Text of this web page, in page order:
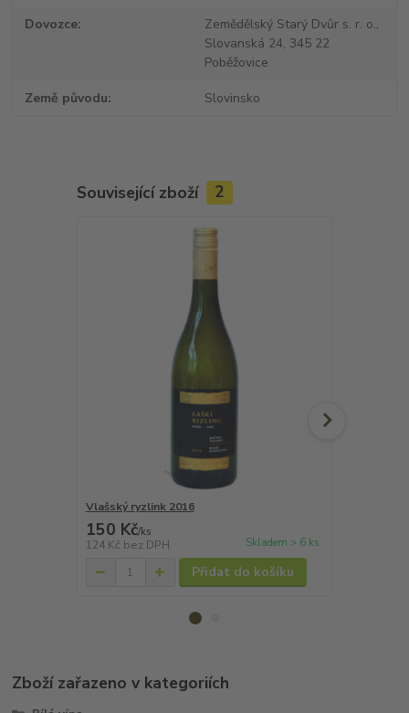
Dovozce
Zemědělský Starý Dvůr s. r. o.,
Slovanská 24, 345 22
Poběžovice
Země původu Slovinsko
Související zboží 2
Vlašský ryzlink 2016
150 Kč/ks
124 Kč bez DPH Skladem > 6 ks
Přidat do košíku
Zboží zařazeno v kategoriích